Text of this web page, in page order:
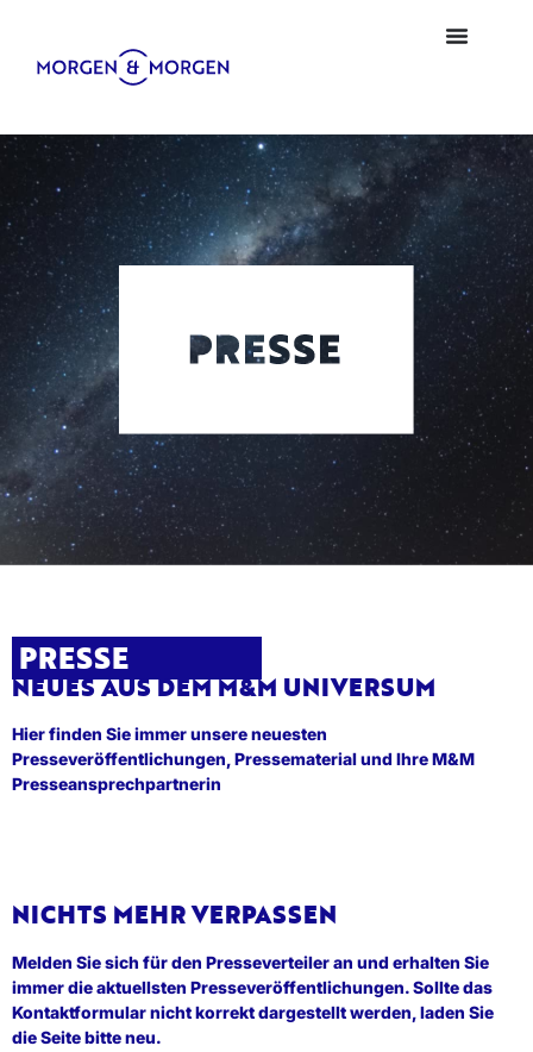
PRESSE
NEUES AUS DEM M&M UNIVERSUM
Hier finden Sie immer unsere neuesten
Presseveröffentlichungen, Pressematerial und Ihre M&M
Presseansprechpartnerin
NICHTS MEHR VERPASSEN
Melden Sie sich für den Presseverteiler an und erhalten Sie
immer die aktuellsten Presseveröffentlichungen. Sollte das
Kontaktformular nicht korrekt dargestellt werden, laden Sie
die Seite bitte neu.